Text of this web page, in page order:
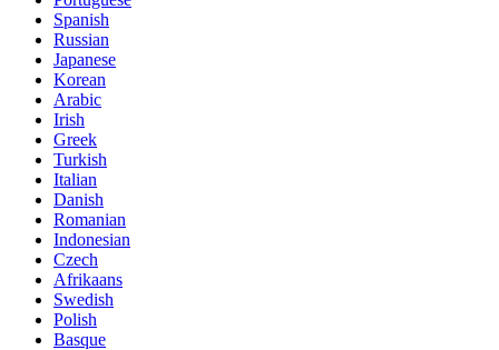
Spanish
Russian
Japanese
Korean
Arabic
Irish
Greek
Turkish
Italian
Danish
Romanian
Indonesian
Czech
Afrikaans
Swedish
Polish
Basque